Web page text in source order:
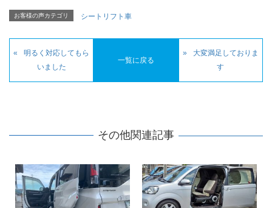
お客様の声カテゴリ シートリフト車
明るく対応してもら
いました
一覧に戻る
大変満足しておりま
す
その他関連記事